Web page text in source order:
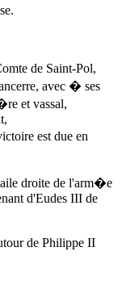
de Saint-Pol,
avec � ses
et vassal,
est due en
droite de l'arm�e
d'Eudes III de
de Philippe II